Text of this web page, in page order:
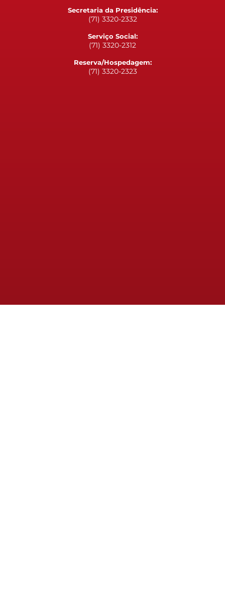
Secretaria da Presidência:
(71) 3320-2332
Serviço Social:
(71) 3320-2312
Reserva/Hospedagem:
(71) 3320-2323